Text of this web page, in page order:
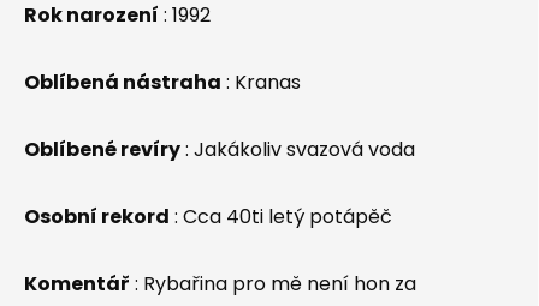
Rok narození : 1992
Oblíbená nástraha : Kranas
Oblíbené revíry: Jakákoliv svazová voda
Osobní rekord : Cca 40ti letý potápěč
Komentář : Rybařina pro mě není hon za